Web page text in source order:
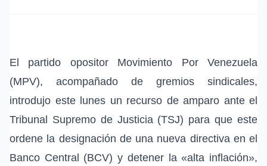
El partido opositor Movimiento Por Venezuela
(MPV), acompañado de gremios sindicales,
introdujo este lunes un recurso de amparo ante el
Tribunal Supremo de Justicia (TSJ) para que este
ordene la designación de una nueva directiva en el
Banco Central (BCV) y detener la «alta inflación»,